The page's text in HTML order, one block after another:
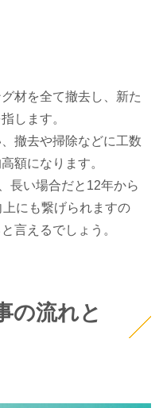
材を全て撤去し、新た
します。
撤去や掃除などに工数
額になります。
長い場合だと12年から
にも繋げられますの
言えるでしょう。
の流れと